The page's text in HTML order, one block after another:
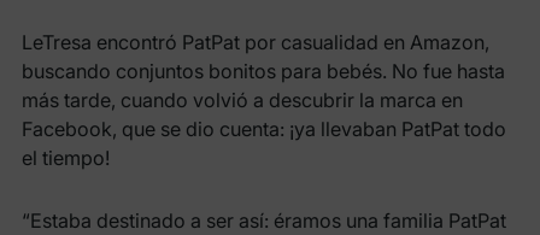
LeTresa encontró PatPat por casualidad en Amazon,
buscando conjuntos bonitos para bebés. No fue hasta
más tarde, cuando volvió a descubrir la marca en
Facebook, que se dio cuenta: ¡ya llevaban PatPat todo
el tiempo!
“Estaba destinado a ser así: éramos una familia PatPat